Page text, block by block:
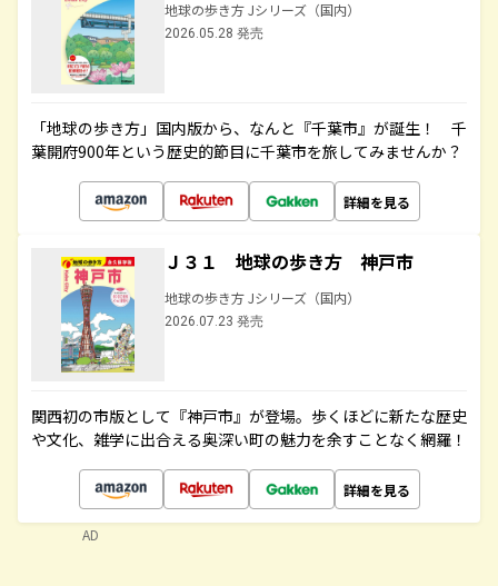
地球の歩き方 Jシリーズ（国内）
2026.05.28 発売
「地球の歩き方」国内版から、なんと『千葉市』が誕生！ 千
葉開府900年という歴史的節目に千葉市を旅してみませんか？
詳細を見る
Ｊ３１ 地球の歩き方 神戸市
地球の歩き方 Jシリーズ（国内）
2026.07.23 発売
関西初の市版として『神戸市』が登場。歩くほどに新たな歴史
や文化、雑学に出合える奥深い町の魅力を余すことなく網羅！
詳細を見る
AD